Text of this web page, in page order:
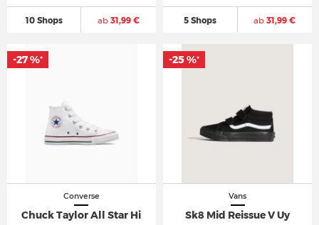
10 Shops ab31,99 € 5 Shops ab 31,99 €
Converse
Chuck Taylor All Star Hi
-27 %*
Vans
Sk8 Mid Reissue V Uy
-25 %*